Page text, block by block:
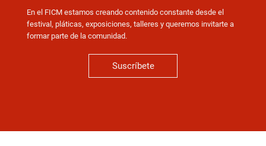
En el FICM estamos creando contenido constante desde el
festival, pláticas, exposiciones, talleres y queremos invitarte a
formar parte de la comunidad.
Suscríbete